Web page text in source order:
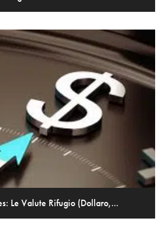
Le Valute Rifugio (Dollaro,...